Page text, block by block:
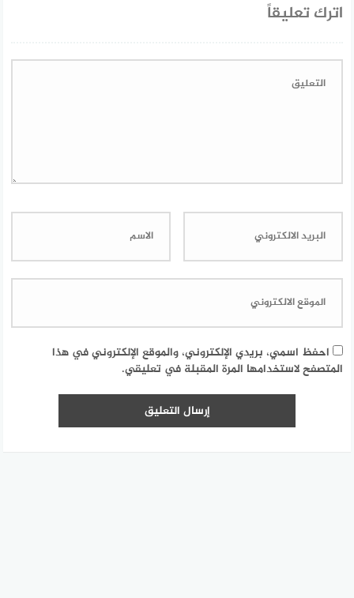
اترك تعليقاً
احفظ اسمي، بريدي الإلكتروني، والموقع الإلكتروني في هذا
المتصفح لاستخدامها المرة المقبلة في تعليقي.